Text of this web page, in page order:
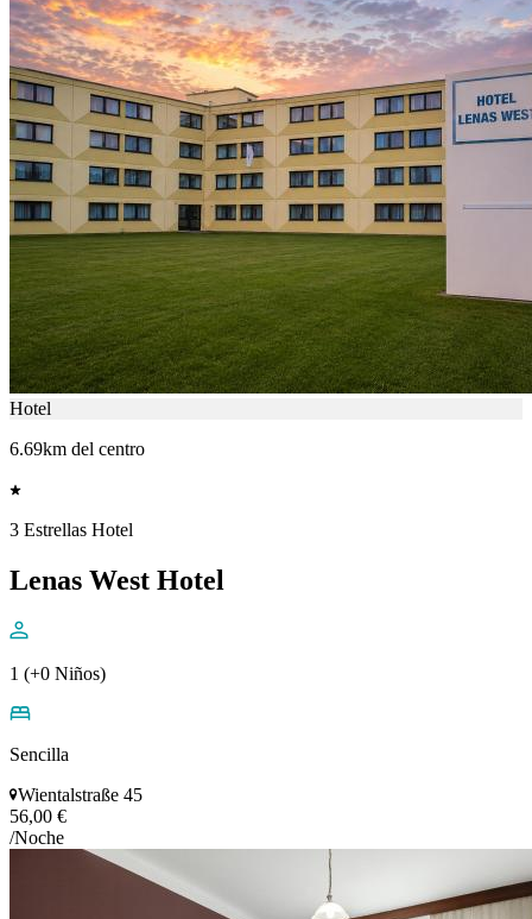
Hotel
6.69km del centro
3 Estrellas Hotel
Lenas West Hotel
1 (+0 Niños)
Sencilla
Wientalstraße 45
56,00 €
/Noche